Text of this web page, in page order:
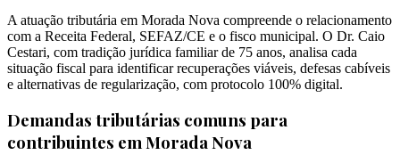
A atuação tributária em Morada Nova compreende o relacionamento
com a Receita Federal, SEFAZ/CE e o fisco municipal. O Dr. Caio
Cestari, com tradição jurídica familiar de 75 anos, analisa cada
situação fiscal para identificar recuperações viáveis, defesas cabíveis
e alternativas de regularização, com protocolo 100% digital.
Demandas tributárias comuns para
contribuintes emMorada Nova